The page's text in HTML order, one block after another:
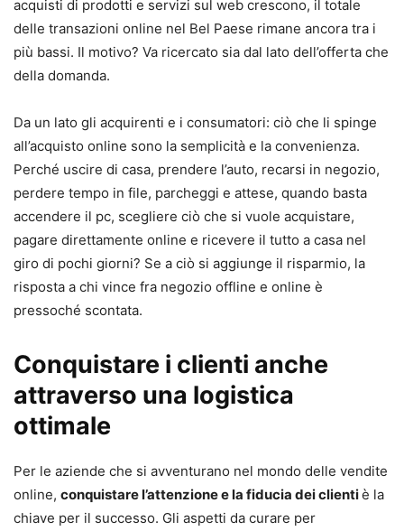
acquisti di prodotti e servizi sul web crescono, il totale
delle transazioni online nel Bel Paese rimane ancora tra i
più bassi. Il motivo? Va ricercato sia dal lato dell’offerta che
della domanda.
Da un lato gli acquirenti e i consumatori: ciò che li spinge
all’acquisto online sono la semplicità e la convenienza.
Perché uscire di casa, prendere l’auto, recarsi in negozio,
perdere tempo in file, parcheggi e attese, quando basta
accendere il pc, scegliere ciò che si vuole acquistare,
pagare direttamente online e ricevere il tutto a casa nel
giro di pochi giorni? Se a ciò si aggiunge il risparmio, la
risposta a chi vince fra negozio offline e online è
pressoché scontata.
Conquistare i clienti anche
attraverso una logistica
ottimale
Per le aziende che si avventurano nel mondo delle vendite
online, conquistare l’attenzione e la fiducia dei clientiè la
chiave per il successo. Gli aspetti da curare per